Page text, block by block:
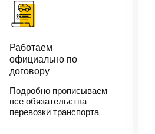
Работаем
официально по
договору
Подробно прописываем
все обязательства
перевозки транспорта